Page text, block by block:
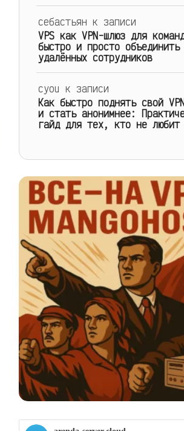
себастьян к записи
VPS как VPN-шлюз для
быстро и просто
удалённых сотрудников
cyou к записи
Как быстро поднять свой
и стать анонимнее:
гайд для тех, кто не любит